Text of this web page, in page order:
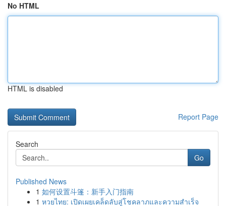
No HTML
HTML is disabled
Report Page
Search
Go
Published News
1 如何设置斗篷：新手入门指南
1 หวยไทย: เปิดเผยเคล็ดลับสู่โชคลาภและความสำเร็จ